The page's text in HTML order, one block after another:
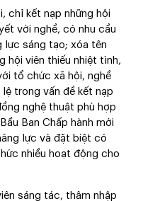
chỉ kết nạp những hội
với nghề, có nhu cầu
lực sáng tạo; xóa tên
hội viên thiếu nhiệt tình,
tổ chức xã hội, nghề
trong vấn đề kết nạp
nghệ thuật phù hợp
Ban Chấp hành mới
lực và đặt biệt có
nhiều hoạt động cho
sáng tác, thâm nhập